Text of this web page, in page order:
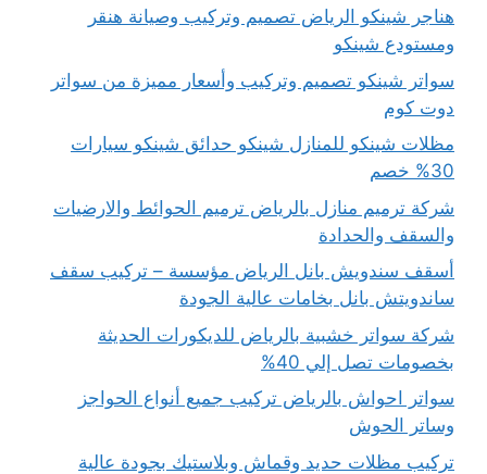
هناجر شينكو الرياض تصميم وتركيب وصيانة هنقر
ومستودع شينكو
سواتر شينكو تصميم وتركيب وأسعار مميزة من سواتر
دوت كوم
مظلات شينكو للمنازل شينكو حدائق شينكو سيارات
30% خصم
شركة ترميم منازل بالرياض ترميم الحوائط والارضيات
والسقف والحدادة
أسقف سندويش بانل الرياض مؤسسة – تركيب سقف
ساندويتش بانل بخامات عالية الجودة
شركة سواتر خشبية بالرياض للديكورات الحديثة
بخصومات تصل إلي 40%
سواتر احواش بالرياض تركيب جميع أنواع الحواجز
وساتر الحوش
تركيب مظلات حديد وقماش وبلاستيك بجودة عالية